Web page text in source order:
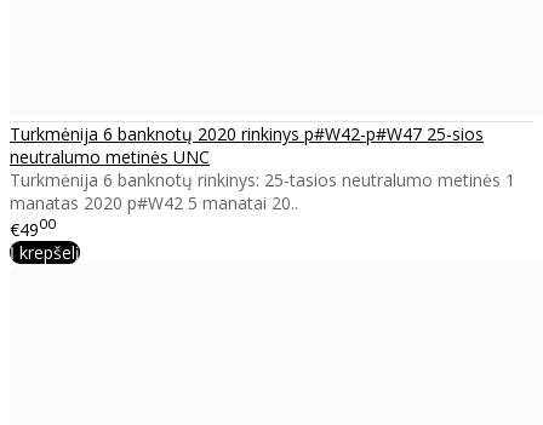
Turkmėnija 6 banknotų 2020 rinkinys p#W42-p#W47 25-sios
neutralumo metinės UNC
Turkmėnija 6 banknotų rinkinys: 25-tasios neutralumo metinės 1
manatas 2020 p#W42 5 manatai 20..
€4900
Į krepšelį